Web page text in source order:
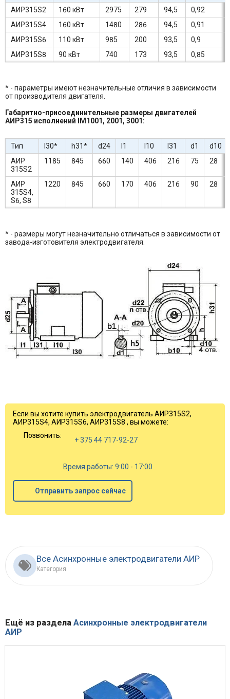
АИР315S2 160 кВт 2975 279 94,5 0,92
АИР315S4
160 кВт 1480 286 94,5 0,91
АИР315S6
110 кВт 985 200 93,5 0,9
АИР315S8
90 кВт 740 173 93,5 0,85
* - параметры имеют незначительные отличия в зависимости
от производителя двигателя.
Габаритно-присоединительные размеры двигателей
АИР315 исполнений IM1001, 2001, 3001:
Тип l30* h31* d24 l1 l10 l31 d1
d10
АИР
315S2
1185 845 660 140 406 216 75 28
АИР
315S4,
S6, S8
1220 845 660 170 406 216 90 28
* - размеры могут незначительно отличаться в зависимости от
завода-изготовителя электродвигателя.
Если вы хотите купить электродвигатель АИР315S2,
АИР315S4, АИР315S6, АИР315S8 , вы можете:
Позвонить:
+ 375 44 717-92-27
Время работы: 9:00 - 17:00
Отправить запрос сейчас
Все Асинхронные электродвигатели АИР
Категория
Ещё из раздела Асинхронные электродвигатели
АИР